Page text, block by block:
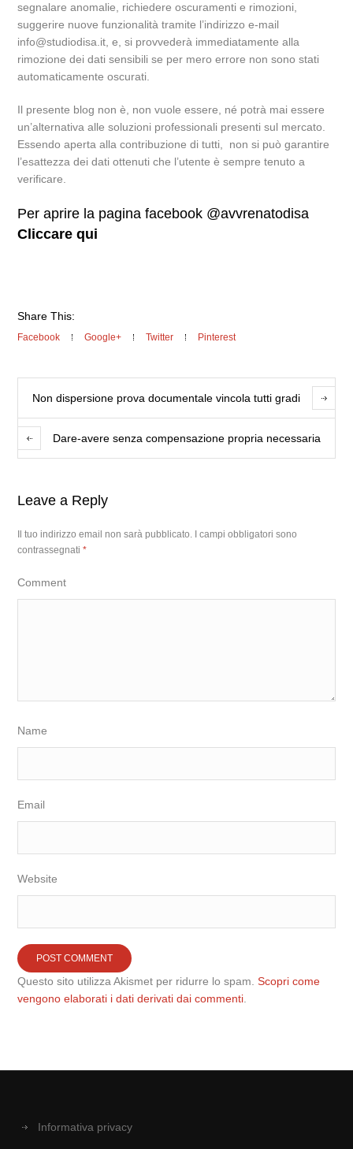
segnalare anomalie, richiedere oscuramenti e rimozioni,
suggerire nuove funzionalità tramite l’indirizzo e-mail
info@studiodisa.it, e, si provvederà immediatamente alla
rimozione dei dati sensibili se per mero errore non sono stati
automaticamente oscurati.
Il presente blog non è, non vuole essere, né potrà mai essere
un’alternativa alle soluzioni professionali presenti sul mercato.
Essendo aperta alla contribuzione di tutti, non si può garantire
l’esattezza dei dati ottenuti che l’utente è sempre tenuto a
verificare.
Per aprire la pagina facebook @avvrenatodisa
Cliccare qui
Share This:
Facebook Google+ Twitter Pinterest
Non dispersione prova documentale vincola tutti gradi
Dare-avere senza compensazione propria necessaria
Leave a Reply
Il tuo indirizzo email non sarà pubblicato.
I campi obbligatori sono
contrassegnati*
Comment
Name
Email
Website
Questo sito utilizza Akismet per ridurre lo spam.Scopri come
vengono elaborati i dati derivati dai commenti
Informativa privacy